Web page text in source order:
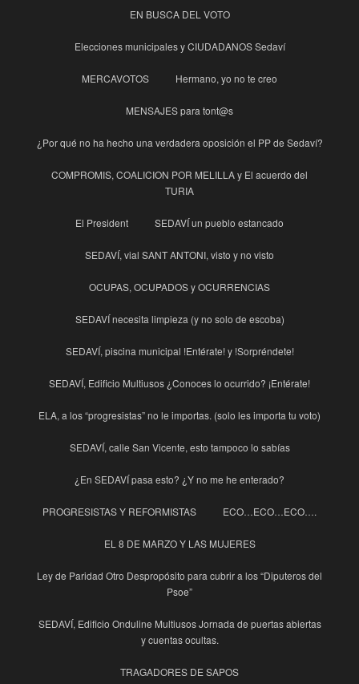
EN BUSCA DEL VOTO
Elecciones municipales y CIUDADANOS Sedaví
MERCAVOTOS Hermano, yo no te creo
MENSAJES para tont@s
¿Por qué no ha hecho una verdadera oposición el PP de Sedaví?
COMPROMIS, COALICION POR MELILLA y El acuerdo del
TURIA
El President SEDAVÍ un pueblo estancado
SEDAVÍ, vial SANT ANTONI, visto y no visto
OCUPAS, OCUPADOS y OCURRENCIAS
SEDAVÍ necesita limpieza (y no solo de escoba)
SEDAVÍ, piscina municipal !Entérate! y !Sorpréndete!
SEDAVÍ, Edificio Multiusos ¿Conoces lo ocurrido? ¡Entérate!
ELA, a los “progresistas” no le importas. (solo les importa tu voto)
SEDAVÍ, calle San Vicente, esto tampoco lo sabías
¿En SEDAVÍ pasa esto? ¿Y no me he enterado?
PROGRESISTAS Y REFORMISTAS ECO…ECO…ECO….
EL 8 DE MARZO Y LAS MUJERES
Ley de Paridad Otro Despropósito para cubrir a los “Diputeros del
Psoe”
SEDAVÍ, Edificio Onduline Multiusos Jornada de puertas abiertas
y cuentas ocultas.
TRAGADORES DE SAPOS